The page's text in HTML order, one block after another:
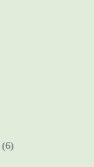
(6)